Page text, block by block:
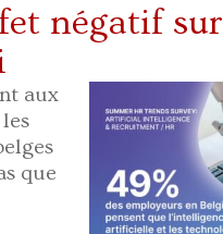
négatif sur
aux
que